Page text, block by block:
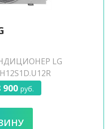
LG
900 руб.